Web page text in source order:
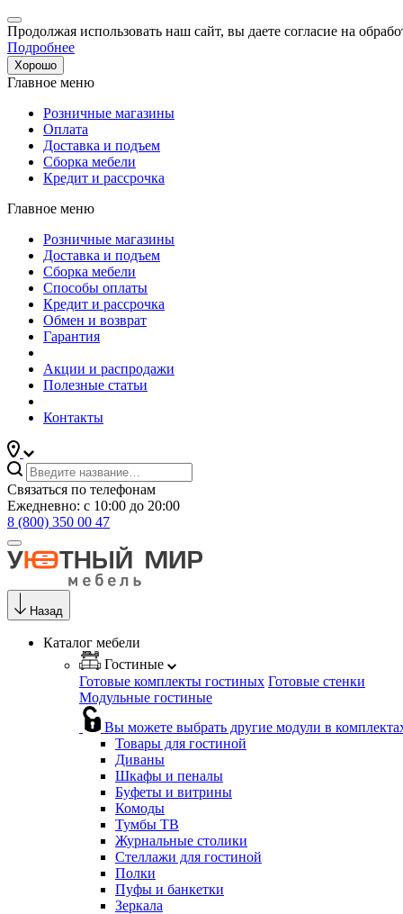
Продолжая использовать наш сайт, вы даете согласие на
Подробнее
Хорошо
Главное меню
Розничные магазины
Оплата
Доставка и подъем
Сборка мебели
Кредит и рассрочка
Главное меню
Розничные магазины
Доставка и подъем
Сборка мебели
Способы оплаты
Кредит и рассрочка
Обмен и возврат
Гарантия
Акции и распродажи
Полезные статьи
Контакты
Связаться по телефонам
Ежедневно: с 10:00 до 20:00
8 (800) 350 00 47
Назад
Каталог мебели
Гостиные
Готовые комплекты гостиных Готовые стенки
Модульные гостиные
Вы можете выбрать другие модули в
Товары для гостиной
Диваны
Шкафы и пеналы
Буфеты и витрины
Комоды
Тумбы ТВ
Журнальные столики
Стеллажи для гостиной
Полки
Пуфы и банкетки
Зеркала